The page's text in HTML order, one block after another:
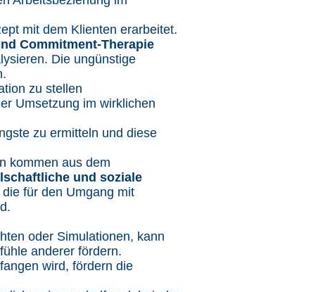
mit dem Klienten erarbeitet.
Commitment-Therapie
Die ungünstige
zu stellen
Umsetzung im wirklichen
zu ermitteln und diese
kommen aus dem
und soziale
für den Umgang mit
oder Simulationen, kann
anderer fördern.
wird, fördern die